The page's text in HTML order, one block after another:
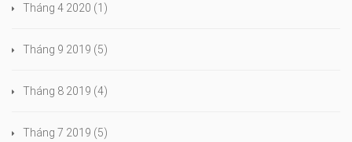
Tháng 4 2020 (1)
Tháng 9 2019 (5)
Tháng 8 2019 (4)
Tháng 7 2019 (5)